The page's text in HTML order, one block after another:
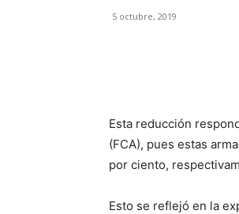
5 octubre, 2019
Esta reducción
(FCA), pues estas
por ciento,
Esto se reflejó en la